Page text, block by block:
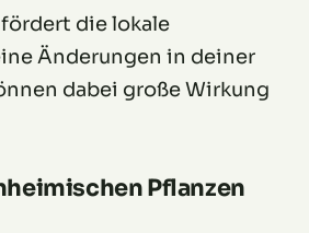
die lokale
Änderungen in deiner
dabei große Wirkung
Pflanzen